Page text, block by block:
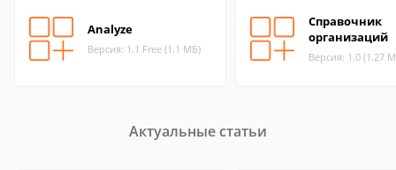
Analyze
Версия: 1.1 Free (1.1 МБ)
Справочник
организаций
Версия: 1.0 (1.27
Актуальные статьи